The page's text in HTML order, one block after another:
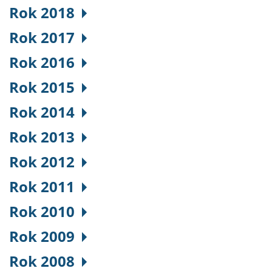
Rok 2018
Rok 2017
Rok 2016
Rok 2015
Rok 2014
Rok 2013
Rok 2012
Rok 2011
Rok 2010
Rok 2009
Rok 2008